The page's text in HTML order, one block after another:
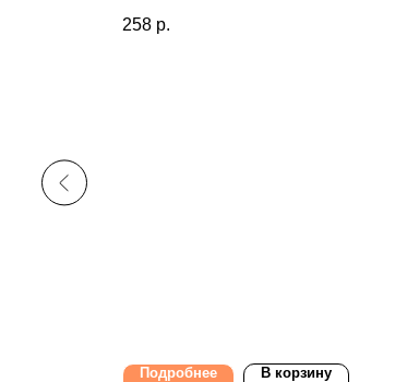
258 р.
Подробнее В корзину